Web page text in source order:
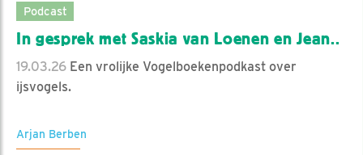
Podcast
In gesprek met Saskia van Loenen en Jean..
19.03.26 Een vrolijke Vogelboekenpodkast over
ijsvogels.
Arjan Berben